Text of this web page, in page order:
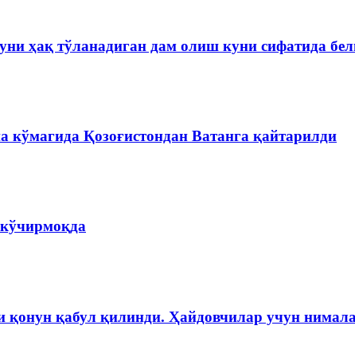
ҳақ тўланадиган дам олиш куни сифатида
кўмагида Қозоғистондан Ватанга қайтарилди
қонун қабул қилинди. Ҳайдовчилар учун